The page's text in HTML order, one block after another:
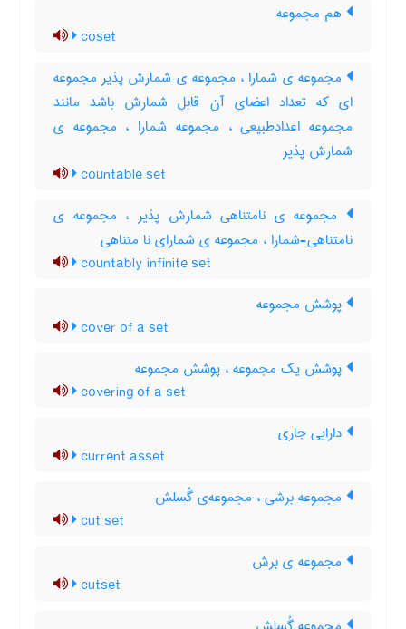
هم مجموعه
coset
مجموعه ی شمارا ، مجموعه ی شمارش پذیر مجموعه
ای که تعداد اعضای آن قابل شمارش باشد مانند
مجموعه اعدادطبیعی ، مجموعه شمارا ، مجموعه ی
شمارش پذیر
countable set
مجموعه ی نامتناهی شمارش پذیر ، مجموعه ی
نامتناهی-شمارا ، مجموعه ی شمارای نا متناهی
countably infinite set
پوشش مجموعه
cover of a set
پوشش یک مجموعه ، پوشش مجموعه
covering of a set
دارایی جاری
current asset
مجموعه برشی ، مجموعه‌ی گُسلش
cut set
مجموعه ی برش
cutset